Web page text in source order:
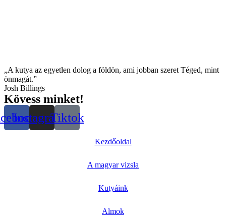
„A kutya az egyetlen dolog a földön, ami jobban szeret Téged, mint
önmagát.”
Josh Billings
Kövess minket!
InstagramTiktok
Kezdőoldal
A magyar vizsla
Kutyáink
Almok